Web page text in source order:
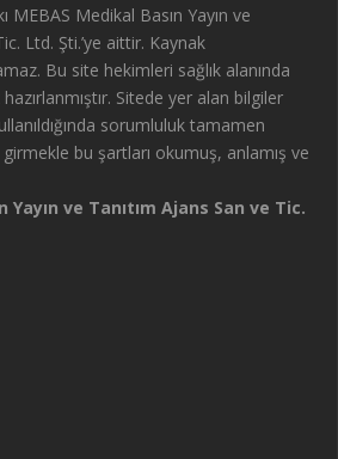
MEBAS Medikal Basın Yayın ve
Ltd. Şti.’ye aittir. Kaynak
Bu site hekimleri sağlık alanında
Sitede yer alan bilgiler
sorumluluk tamamen
girmekle bu şartları okumuş, anlamış ve
Yayın ve Tanıtım Ajans San ve Tic.